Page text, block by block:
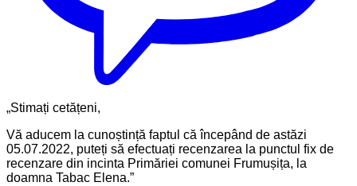
„Stimați cetățeni,
Vă aducem la cunoștință faptul că începând de astăzi
05.07.2022, puteți să efectuați recenzarea la punctul fix de
recenzare din incinta Primăriei comunei Frumușița, la
doamna Tabac Elena.”